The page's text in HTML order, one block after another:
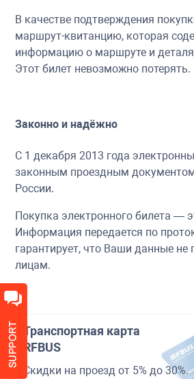
В качестве подтверждения
маршрут-квитанцию, которая
информацию о маршруте и
Этот билет невозможно потерять.
Законно и надёжно
С 1 декабря 2013 года
законным проездным
России.
Покупка электронного билета —
Информация передается по
гарантирует, что Ваши данные не
лицам.
Транспортная карта
RFBUS
Скидки на проезд от 5% до 30%.